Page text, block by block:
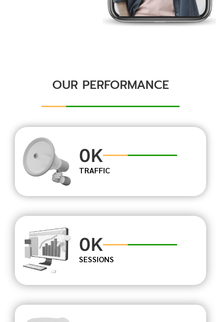
OUR PERFORMANCE
0K
TRAFFIC
0K
SESSIONS